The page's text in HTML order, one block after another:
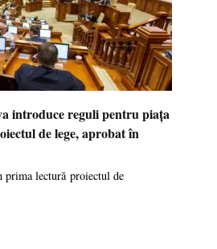
introduce reguli pentru piața
de lege, aprobat în
prima lectură proiectul de